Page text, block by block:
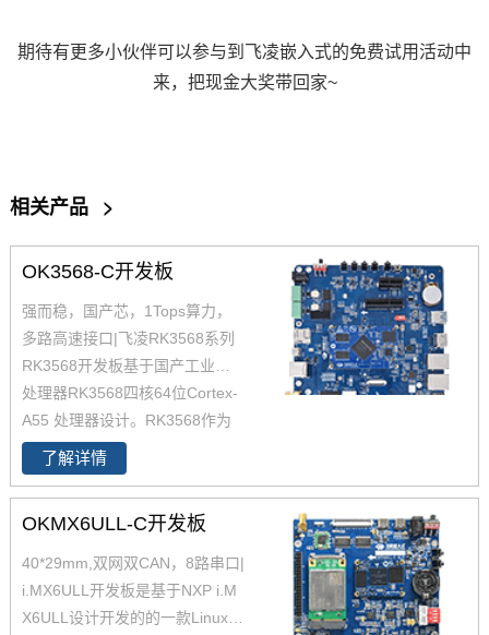
期待有更多小伙伴可以参与到飞凌嵌入式的免费试用 活动中
来，把现金大奖带回家~
相关产品 >
OK3568-C开发板
强而稳，国产芯，1Tops算力，
多路高速接口|飞凌RK3568系列
RK3568开发板基于国产工业级AI
处理器RK3568四核64位Cortex-
A55 处理器设计。RK3568作为
国产化高性能处理器，瑞芯微RK
3568芯片是一款定位中高端的通
用型SoC，瑞芯微RK3568芯片是
一款定位中高端的通用型SoC，
NPU达到1Tops，飞凌RK3568系
列核心板提供瑞芯微RK3568规
格书_datasheet_数据手册_原理
了解详情
OKMX6ULL-C开发板
40*29mm,双网双CAN，8路串口|
i.MX6ULL开发板是基于NXP i.M
X6ULL设计开发的的一款Linux开